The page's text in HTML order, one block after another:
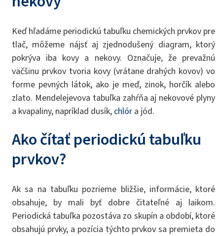
Keď hľadáme periodickú tabuľku chemických prvkov pre
tlač, môžeme nájsť aj zjednodušený diagram, ktorý
pokrýva iba kovy a nekovy. Označuje, že prevažnú
väčšinu prvkov tvoria kovy (vrátane drahých kovov) vo
forme pevných látok, ako je meď, zinok, horčík alebo
zlato. Mendelejevova tabuľka zahŕňa aj nekovové plyny
a kvapaliny, napríklad dusík, chlór a jód.
Ako čítať periodickú tabuľku
prvkov?
Ak sa na tabuľku pozrieme bližšie, informácie, ktoré
obsahuje, by mali byť dobre čitateľné aj laikom.
Periodická tabuľka pozostáva zo skupín a období, ktoré
obsahujú prvky, a pozícia týchto prvkov sa premieta do